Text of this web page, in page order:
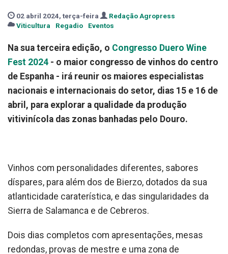
02 abril 2024, terça-feira
Redação Agropress
Viticultura
Regadio Eventos
Na sua terceira edição, o Congresso Duero Wine
Fest 2024 - o maior congresso de vinhos do centro
de Espanha - irá reunir os maiores especialistas
nacionais e internacionais do setor, dias 15 e 16 de
abril, para explorar a qualidade da produção
vitivinícola das zonas banhadas pelo Douro.
Vinhos com personalidades diferentes, sabores
díspares, para além dos de Bierzo, dotados da sua
atlanticidade caraterística, e das singularidades da
Sierra de Salamanca e de Cebreros.
Dois dias completos com apresentações, mesas
redondas, provas de mestre e uma zona de